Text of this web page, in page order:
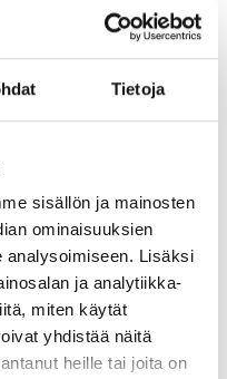
Tietoja
sisällön ja mainosten
ominaisuuksien
analysoimiseen. Lisäksi
ja analytiikka-
miten käytät
yhdistää näitä
heille tai joita on